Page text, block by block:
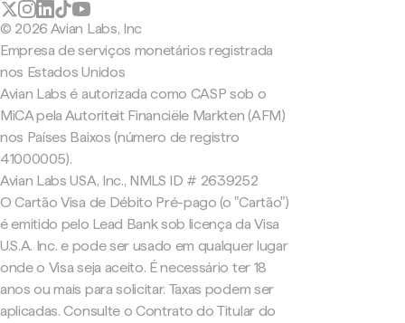
© 2026 Avian Labs, Inc
Empresa de serviços monetários registrada
nos Estados Unidos
Avian Labs é autorizada como CASP sob o
MiCA pela Autoriteit Financiële Markten (AFM)
nos Países Baixos (número de registro
41000005).
Avian Labs USA, Inc., NMLS ID # 2639252
O Cartão Visa de Débito Pré-pago (o "Cartão")
é emitido pelo Lead Bank sob licença da Visa
U.S.A. Inc. e pode ser usado em qualquer lugar
onde o Visa seja aceito. É necessário ter 18
anos ou mais para solicitar. Taxas podem ser
aplicadas. Consulte o Contrato do Titular do